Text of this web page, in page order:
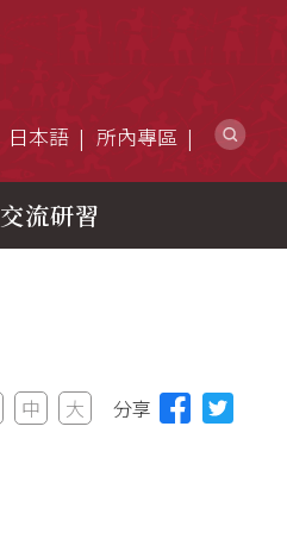
日本語 所內專區
交流研習
中 大 分享